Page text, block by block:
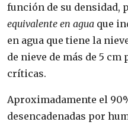
función de su densidad,
equivalente en agua que
en agua que tiene la
de nieve de más de 5
críticas.
Aproximadamente el
desencadenadas por